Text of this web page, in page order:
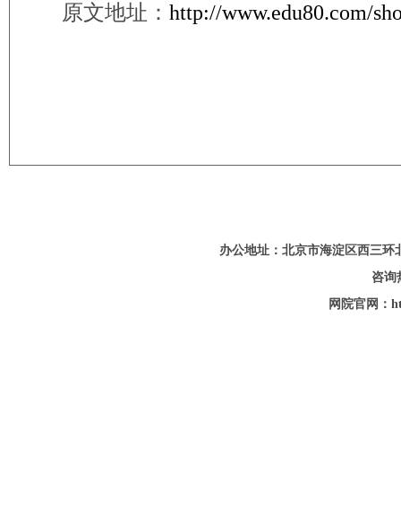
原文地址： http://www.edu80.com/
办公地址：北京市海淀区西三环
咨询
网院官网：